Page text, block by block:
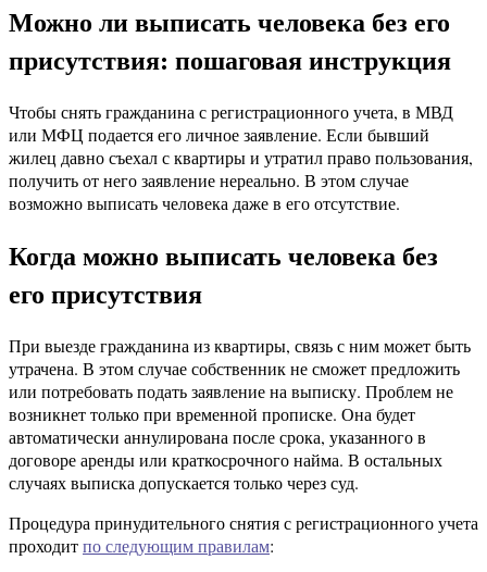
Можно ли выписать человека без его
присутствия: пошаговая инструкция
Чтобы снять гражданина с регистрационного учета, в МВД
или МФЦ подается его личное заявление. Если бывший
жилец давно съехал с квартиры и утратил право пользования,
получить от него заявление нереально. В этом случае
возможно выписать человека даже в его отсутствие.
Когда можно выписать человека без
его присутствия
При выезде гражданина из квартиры, связь с ним может быть
утрачена. В этом случае собственник не сможет предложить
или потребовать подать заявление на выписку. Проблем не
возникнет только при временной прописке. Она будет
автоматически аннулирована после срока, указанного в
договоре аренды или краткосрочного найма. В остальных
случаях выписка допускается только через суд.
Процедура принудительного снятия с регистрационного учета
проходитпо следующим правилам: